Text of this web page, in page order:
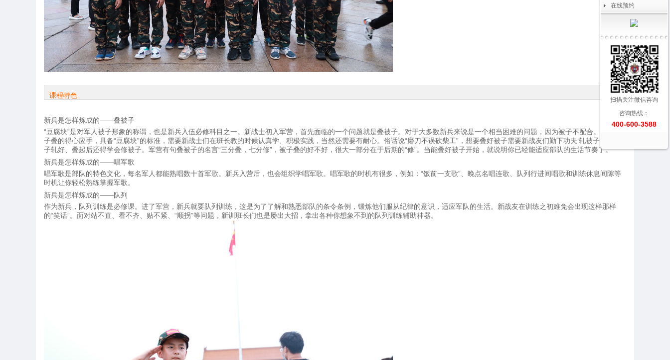
课程特色
新兵是怎样炼成的——叠被子
“豆腐块”是对军人被子形象的称谓，也是新兵入伍必修科目之一。新战士初入军营，首先面临的一个问题就是叠被子。对于大多数新兵来说是一个相当困难的问题，因为被子不配合。想要被
子叠的得心应手，具备“豆腐块”的标准，需要新战士们在班长教的时候认真学、积极实践，当然还需要有耐心。俗话说“磨刀不误砍柴工”，想要叠好被子需要新战友们勤下功夫‘轧被子’，当被
子轧好、叠起后还得学会修被子。军营有句叠被子的名言“三分叠，七分修”，被子叠的好不好，很大一部分在于后期的“修”。当能叠好被子开始，就说明你已经能适应部队的生活节奏了。
新兵是怎样炼成的——唱军歌
唱军歌是部队的特色文化，每名军人都能熟唱数十首军歌。新兵入营后，也会组织学唱军歌。唱军歌的时机有很多，例如：“饭前一支歌”、晚点名唱连歌、队列行进间唱歌和训练休息间隙等
时机让你轻松熟练掌握军歌。
新兵是怎样炼成的——队列
作为新兵，队列训练是必修课。进了军营，新兵就要队列训练，这是为了了解和熟悉部队的条令条例，锻炼他们服从纪律的意识，适应军队的生活。新战友在训练之初难免会出现这样那样
的“笑话”。面对站不直、看不齐、贴不紧、“顺拐”等问题，新训班长们也是屡出大招，拿出各种你想象不到的队列训练辅助神器。
在线预约
扫描关注微信咨询
咨询热线：
400-600-3588